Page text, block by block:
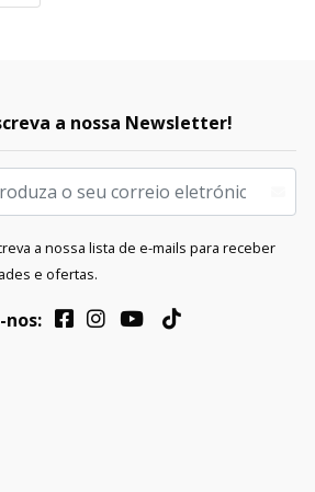
a nossa Newsletter!
a nossa lista de e-mails para receber
e ofertas.
nos: